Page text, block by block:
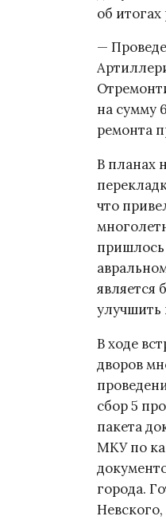
об
—
на сумму
ремонта
В планах
что
пришлось
является
улучшить
В ходе
дворов
сбор 5
пакета
МКУ по
города.